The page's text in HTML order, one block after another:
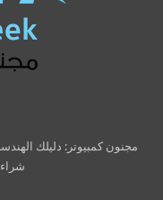
مجنون كمبيوتر: دليلك